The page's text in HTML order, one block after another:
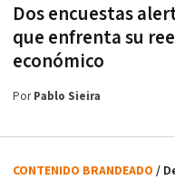
Dos encuestas
que enfrenta su
económico
PorPablo Sieira
CONTENIDO BRANDEADO /